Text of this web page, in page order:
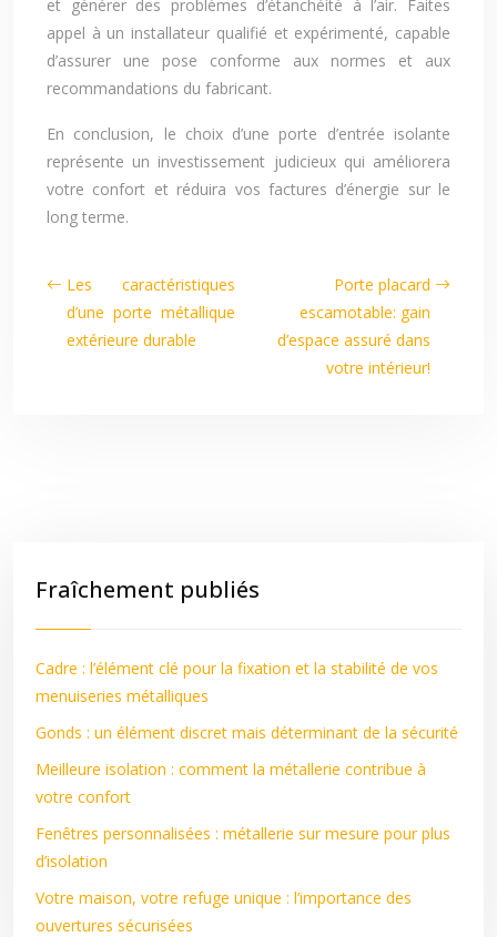
et générer des problèmes d’étanchéité à l’air. Faites
appel à un installateur qualifié et expérimenté, capable
d’assurer une pose conforme aux normes et aux
recommandations du fabricant.
En conclusion, le choix d’une porte d’entrée isolante
représente un investissement judicieux qui améliorera
votre confort et réduira vos factures d’énergie sur le
long terme.
Les caractéristiques
d’une porte métallique
extérieure durable
Porte placard
escamotable: gain
d’espace assuré dans
votre intérieur!
Fraîchement publiés
Cadre : l’élément clé pour la fixation et la stabilité de vos
menuiseries métalliques
Gonds : un élément discret mais déterminant de la sécurité
Meilleure isolation : comment la métallerie contribue à
votre confort
Fenêtres personnalisées : métallerie sur mesure pour plus
d’isolation
Votre maison, votre refuge unique : l’importance des
ouvertures sécurisées